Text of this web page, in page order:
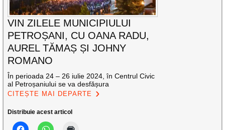
VIN ZILELE MUNICIPIULUI
PETROȘANI, CU OANA RADU,
AUREL TĂMAȘ ȘI JOHNY
ROMANO
În perioada 24 – 26 iulie 2024, în Centrul Civic
al Petroșaniului se va desfășura
CITEȘTE MAI DEPARTE
Distribuie acest articol